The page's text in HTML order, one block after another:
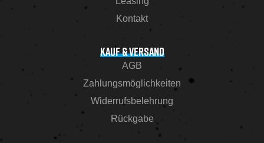
Kontakt
KAUF & VERSAND
AGB
Zahlungsmöglichkeiten
Widerrufsbelehrung
Rückgabe